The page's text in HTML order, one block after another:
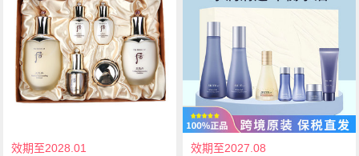
效期至2028.01
效期至2027.08